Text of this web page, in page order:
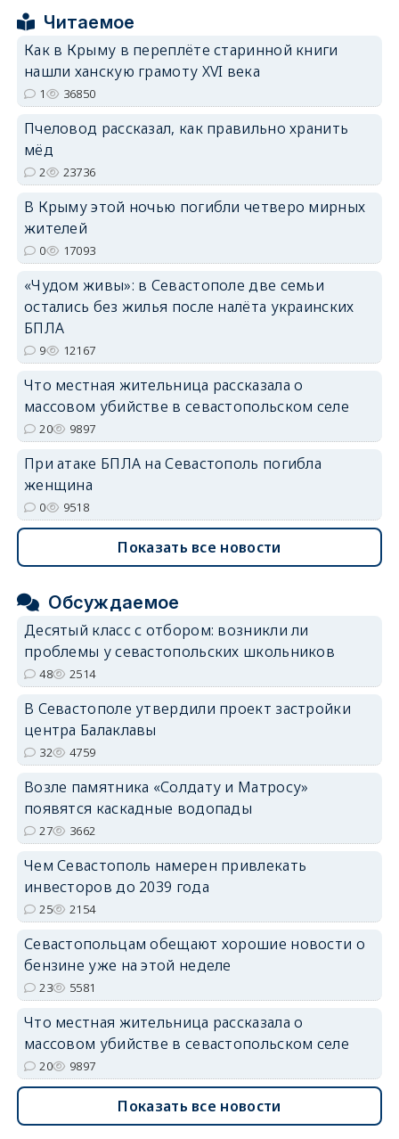
erid: 2SDnjcrDNw6
erid: 2SDnjdvhGXG
Читаемое
Как в Крыму в переплёте старинной книги
нашли ханскую грамоту XVI века
1 36850
Пчеловод рассказал, как правильно хранить
мёд
2 23736
В Крыму этой ночью погибли четверо мирных
жителей
0 17093
«Чудом живы»: в Севастополе две семьи
остались без жилья после налёта украинских
БПЛА
9 12167
Что местная жительница рассказала о
массовом убийстве в севастопольском селе
20 9897
При атаке БПЛА на Севастополь погибла
женщина
0 9518
Показать все новости
Обсуждаемое
Десятый класс с отбором: возникли ли
проблемы у севастопольских школьников
48 2514
В Севастополе утвердили проект застройки
центра Балаклавы
32 4759
Возле памятника «Солдату и Матросу»
появятся каскадные водопады
27 3662
Чем Севастополь намерен привлекать
инвесторов до 2039 года
25 2154
Севастопольцам обещают хорошие новости о
бензине уже на этой неделе
23 5581
Что местная жительница рассказала о
массовом убийстве в севастопольском селе
20 9897
Показать все новости